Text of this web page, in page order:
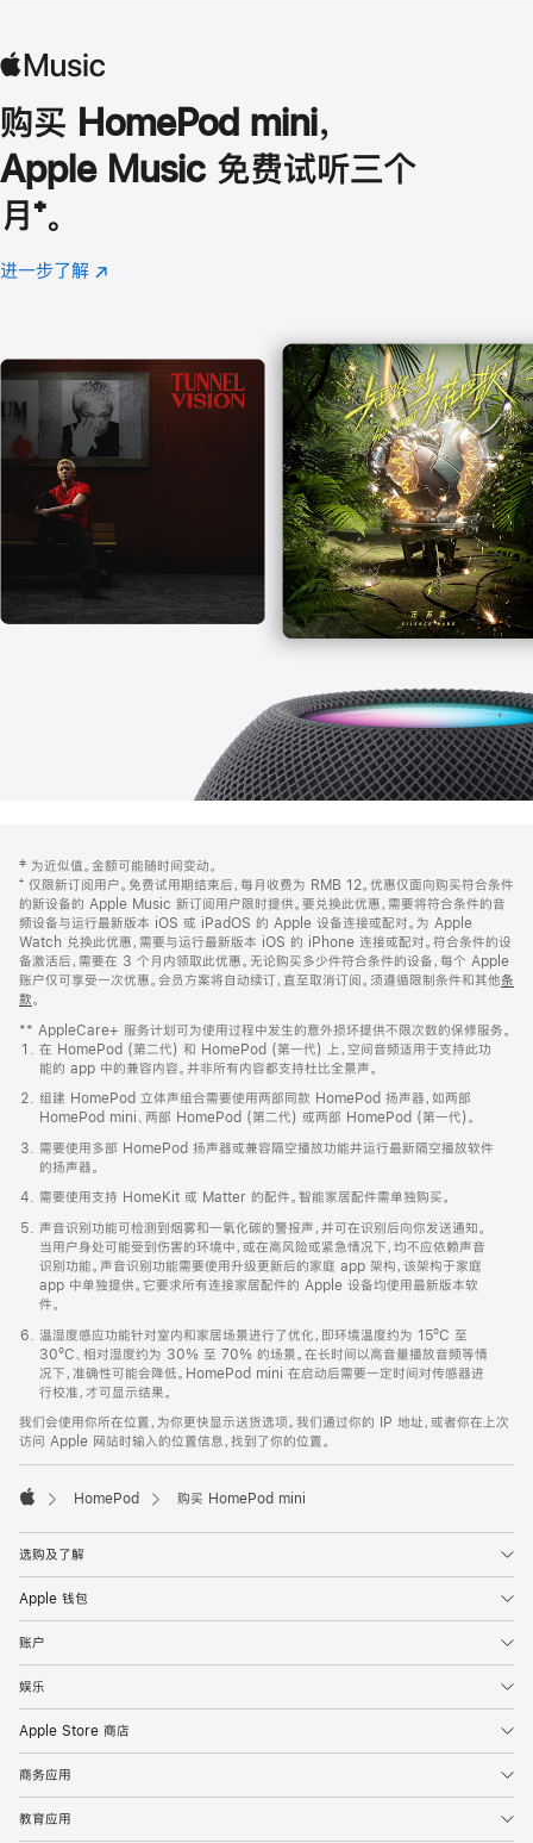
购买 HomePod mini，
Apple Music 免费试听三个
月 脚
注
⁺。
进一步了解 Apple
(在
口
中
打
开)
页
页
脚
注
‡ 为近似值。金额可能随时间变动。
⁺ 仅限新订阅用户。免费试用期结束后，每月收费为 RMB 12。优惠仅面向购买符合条件
的新设备的 Apple Music 新订阅用户限时提供。要兑换此优惠，需要将符合条件的音
频设备与运行最新版本 iOS 或 iPadOS 的 Apple 设备连接或配对。为 Apple
Watch 兑换此优惠，需要与运行最新版本 iOS 的 iPhone 连接或配对。符合条件的设
备激活后，需要在 3 个月内领取此优惠。无论购买多少件符合条件的设备，每个 Apple
账户仅可享受一次优惠。会员方案将自动续订，直至取消订阅。须遵循限制条件和其他条
款。
窗
口
中
打
开)
** AppleCare+ 服务计划可为使用过程中发生的意外损坏提供不限次数的保修服务。
在 HomePod (第二代) 和 HomePod (第一代) 上，空间音频适用于支持此功
能的 app 中的兼容内容。并非所有内容都支持杜比全景声。
组建 HomePod 立体声组合需要使用两部同款 HomePod 扬声器，如两部
HomePod mini、两部 HomePod (第二代) 或两部 HomePod (第一代)。
需要使用多部 HomePod 扬声器或兼容隔空播放功能并运行最新隔空播放软件
的扬声器。
需要使用支持 HomeKit 或 Matter 的配件。智能家居配件需单独购买。
声音识别功能可检测到烟雾和一氧化碳的警报声，并可在识别后向你发送通知。
当用户身处可能受到伤害的环境中，或在高风险或紧急情况下，均不应依赖声音
识别功能。声音识别功能需要使用升级更新后的家庭 app 架构，该架构于家庭
app 中单独提供。它要求所有连接家居配件的 Apple 设备均使用最新版本软
件。
温湿度感应功能针对室内和家居场景进行了优化，即环境温度约为 15ºC 至
30ºC、相对湿度约为 30% 至 70% 的场景。在长时间以高音量播放音频等情
况下，准确性可能会降低。HomePod mini 在启动后需要一定时间对传感器进
行校准，才可显示结果。
我们会使用你所在位置，为你更快显示送货选项。我们通过你的 IP 地址，或者你在上次
访问 Apple 网站时输入的位置信息，找到了你的位置。
HomePod 购买 HomePod mini
选购及了解
Apple 钱包
账户
娱乐
Apple Store 商店
商务应用
教育应用